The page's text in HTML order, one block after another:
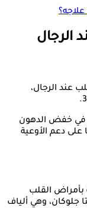
الرجال
عند الرجال،
أحماض أوميجا 3 تساهم في خفض الدهون
على دعم الأوعية
بأمراض القلب
جلوكان، وهي ألياف